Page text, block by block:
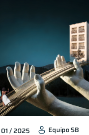
01 / 2025 Equipo SB